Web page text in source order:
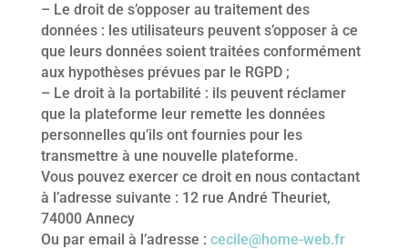
– Le droit de s’opposer au traitement des
données : les utilisateurs peuvent s’opposer à ce
que leurs données soient traitées conformément
aux hypothèses prévues par le RGPD ;
– Le droit à la portabilité : ils peuvent réclamer
que la plateforme leur remette les données
personnelles qu’ils ont fournies pour les
transmettre à une nouvelle plateforme.
Vous pouvez exercer ce droit en nous contactant
à l’adresse suivante : 12 rue André Theuriet,
74000 Annecy
Ou par email à l’adresse : cecile@home-web.fr